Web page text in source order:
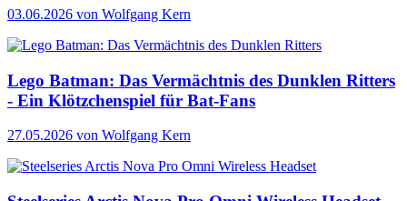
03.06.2026 von Wolfgang Kern
Lego Batman: Das Vermächtnis des Dunklen Ritters
- Ein Klötzchenspiel für Bat-Fans
27.05.2026 von Wolfgang Kern